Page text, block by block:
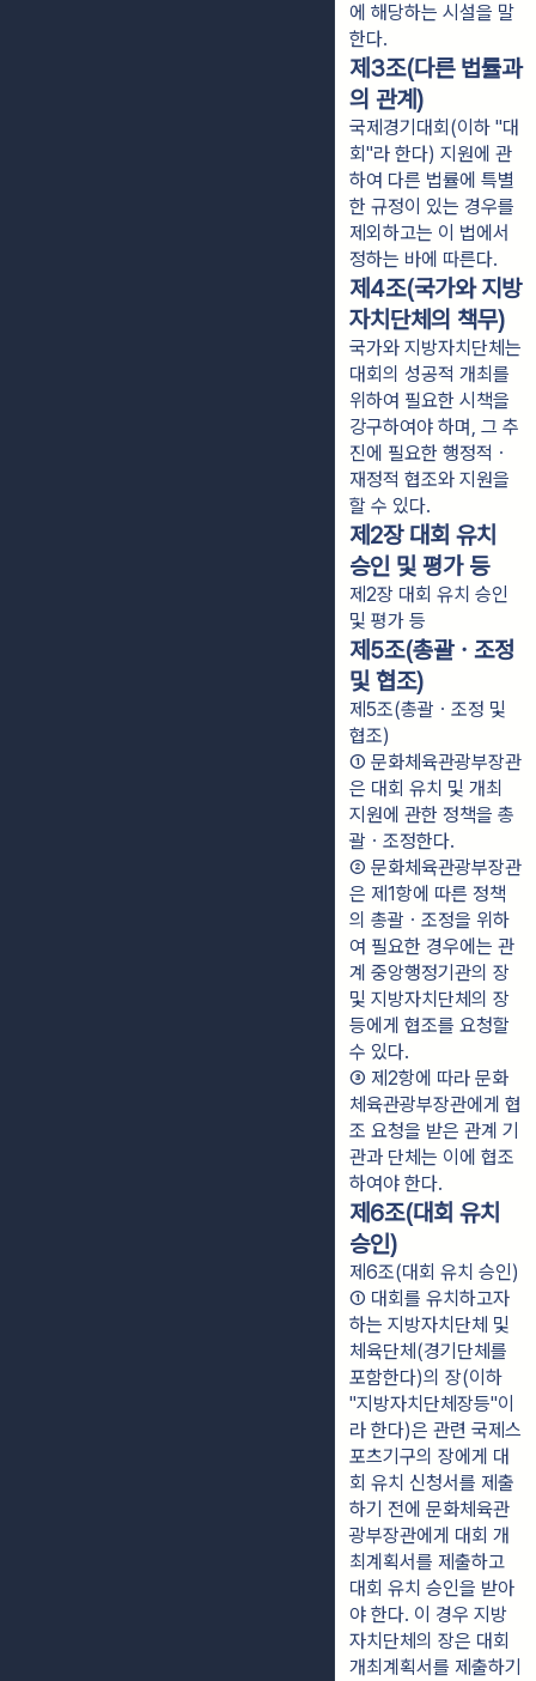
에 해당하는 시설을 말
한다.
제3조(다른 법률과
의 관계)
국제경기대회(이하 "대
회"라 한다) 지원에 관
하여 다른 법률에 특별
한 규정이 있는 경우를
제외하고는 이 법에서
정하는 바에 따른다.
제4조(국가와 지방
자치단체의 책무)
국가와 지방자치단체는
대회의 성공적 개최를
위하여 필요한 시책을
강구하여야 하며, 그 추
진에 필요한 행정적ㆍ
재정적 협조와 지원을
할 수 있다.
제2장 대회 유치
승인 및 평가 등
제2장 대회 유치 승인
및 평가 등
제5조(총괄ㆍ조정
및 협조)
제5조(총괄ㆍ조정 및
협조)
① 문화체육관광부장관
은 대회 유치 및 개최
지원에 관한 정책을 총
괄ㆍ조정한다.
② 문화체육관광부장관
은 제1항에 따른 정책
의 총괄ㆍ조정을 위하
여 필요한 경우에는 관
계 중앙행정기관의 장
및 지방자치단체의 장
등에게 협조를 요청할
수 있다.
③ 제2항에 따라 문화
체육관광부장관에게 협
조 요청을 받은 관계 기
관과 단체는 이에 협조
하여야 한다.
제6조(대회 유치
승인)
제6조(대회 유치 승인)
① 대회를 유치하고자
하는 지방자치단체 및
체육단체(경기단체를
포함한다)의 장(이하
"지방자치단체장등"이
라 한다)은 관련 국제스
포츠기구의 장에게 대
회 유치 신청서를 제출
하기 전에 문화체육관
광부장관에게 대회 개
최계획서를 제출하고
대회 유치 승인을 받아
야 한다. 이 경우 지방
자치단체의 장은 대회
개최계획서를 제출하기